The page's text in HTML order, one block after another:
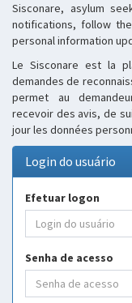
Sisconare, asylum
notifications, follow
personal information
Le Sisconare est la
demandes de
permet au
recevoir des avis, de
jour les données
Login do usuário
Efetuar logon
Senha de acesso